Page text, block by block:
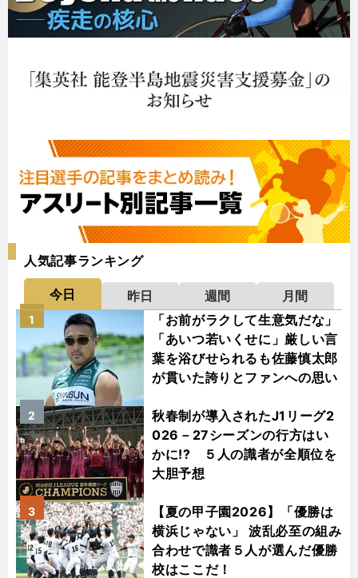
人気記事ランキング
今日 昨日 週間
月間
「お前がラクして生意気だな」
「あいつ若いくせに」厳しい言
葉を浴びせられるも佐藤慎太郎
が貫いた誇りとファンへの思い
1
秋春制が導入されたJ1リーグ2
026－27シーズンの行方はい
かに!? ５人の識者が全順位を
大胆予想
2
【夏の甲子園2026】「優勝は
横浜じゃない」 波乱必至の組み
合わせで識者５人が選んだ優勝
校はここだ！
3